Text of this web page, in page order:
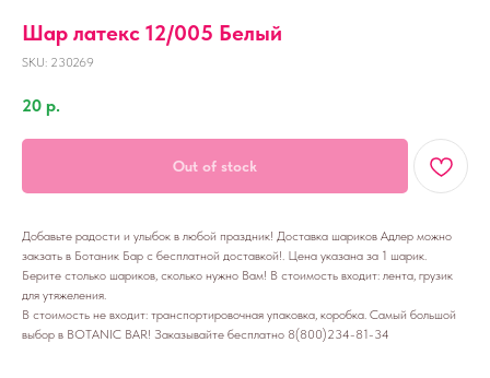
Шар латекс 12/005 Белый
SKU: 230269
20 р.
Out of stock
Добавьте радости и улыбок в любой праздник! Доставка шариков Адлер можно
закзать в Ботаник Бар с бесплатной доставкой!. Цена указана за 1 шарик.
Берите столько шариков, сколько нужно Вам! В стоимость входит: лента, грузик
для утяжеления.
В стоимость не входит: транспортировочная упаковка, коробка. Самый большой
выбор в BOTANIC BAR! Заказывайте бесплатно 8(800)234-81-34